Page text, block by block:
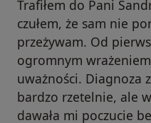
Trafiłem do Pani
czułem, że sam nie
przeżywam. Od
ogromnym
uważności. Diagnoza
bardzo rzetelnie, ale
dawała mi poczucie